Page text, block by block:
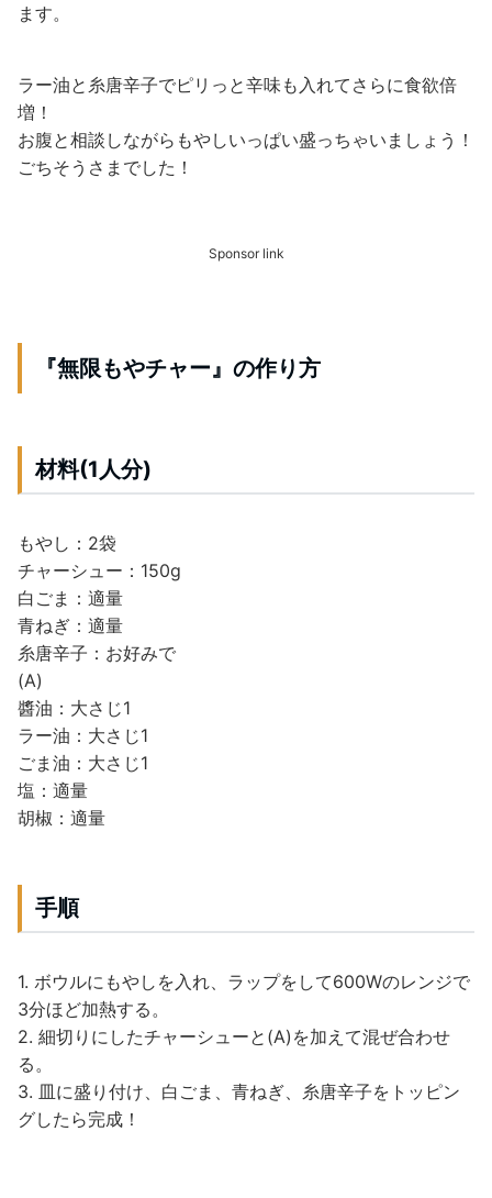
ます。
ラー油と糸唐辛子でピリっと辛味も入れてさらに食欲倍
増！
お腹と相談しながらもやしいっぱい盛っちゃいましょう！
ごちそうさまでした！
Sponsor link
『無限もやチャー』の作り方
材料(1人分)
もやし：2袋
チャーシュー：150g
白ごま：適量
青ねぎ：適量
糸唐辛子：お好みで
(A)
醬油：大さじ1
ラー油：大さじ1
ごま油：大さじ1
塩：適量
胡椒：適量
手順
1. ボウルにもやしを入れ、ラップをして600Wのレンジで
3分ほど加熱する。
2. 細切りにしたチャーシューと(A)を加えて混ぜ合わせ
る。
3. 皿に盛り付け、白ごま、青ねぎ、糸唐辛子をトッピン
グしたら完成！